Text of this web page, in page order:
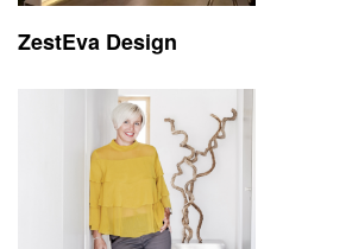
ZestEva Design